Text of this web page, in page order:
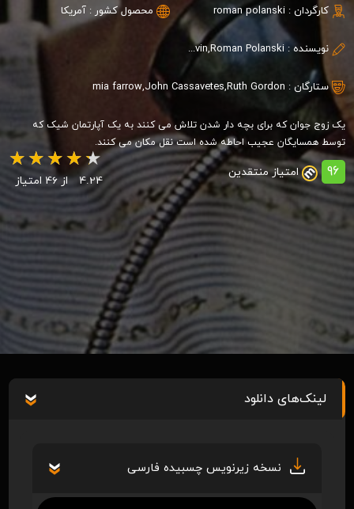
کارگردان : roman polanski محصول کشور : آمریکا
نویسنده : Ira Levin,Roman Polanski
ستارگان : mia farrow,John Cassavetes,Ruth Gordon
یک زوج جوان که برای بچه دار شدن تلاش می کنند به یک آپارتمان شیک که
توسط همسایگان عجیب احاطه شده است نقل مکان می کنند.
96 امتیاز منتقدین
4.24 از 46 امتیاز
لینک‌های دانلود
نسخه زیرنویس چسبیده فارسی